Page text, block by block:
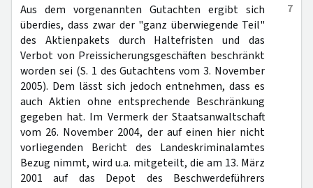
7
Aus dem vorgenannten Gutachten ergibt sich
überdies, dass zwar der "ganz überwiegende Teil"
des Aktienpakets durch Haltefristen und das
Verbot von Preissicherungsgeschäften beschränkt
worden sei (S. 1 des Gutachtens vom 3. November
2005). Dem lässt sich jedoch entnehmen, dass es
auch Aktien ohne entsprechende Beschränkung
gegeben hat. Im Vermerk der Staatsanwaltschaft
vom 26. November 2004, der auf einen hier nicht
vorliegenden Bericht des Landeskriminalamtes
Bezug nimmt, wird u.a. mitgeteilt, die am 13. März
2001 auf das Depot des Beschwerdeführers